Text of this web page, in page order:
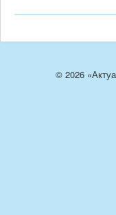
© 2026